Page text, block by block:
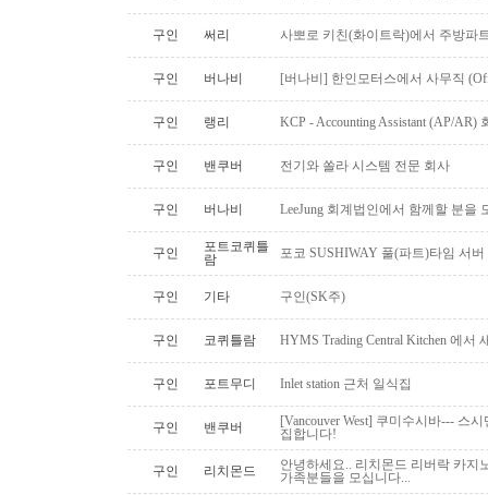
구인 써리 사뽀로 키친(화이트락)에서 주방파
구인 버나비 [버나비] 한인모터스에서 사무직
구인 랭리 KCP - Accounting Assistant (AP/
구인 밴쿠버 전기와 쏠라 시스템 전문 회사
구인 버나비 LeeJung 회계법인에서 함께할 분을
구인
포트코퀴틀
람
포코 SUSHIWAY 풀(파트)타임 서버
구인 기타 구인(SK주)
구인 코퀴틀람 HYMS Trading Central Kitchen 에
구인 포트무디 Inlet station 근처 일식집
구인 밴쿠버
[Vancouver West] 쿠미수시바--- 스
집합니다!
구인 리치몬드
안녕하세요.. 리치몬드 리버락 카지
가족분들을 모십니다...